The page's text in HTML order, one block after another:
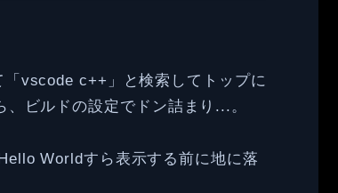
vscode c++」と検索してトップに
ビルドの設定でドン詰まり...。
Worldすら表示する前に地に落